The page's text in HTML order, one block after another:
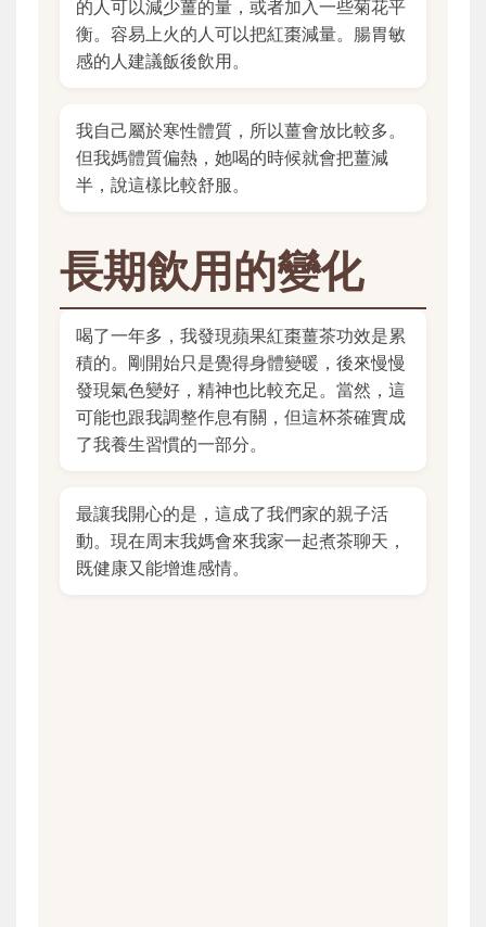
的人可以減少薑的量，或者加入一些菊花平
衡。容易上火的人可以把紅棗減量。腸胃敏
感的人建議飯後飲用。
我自己屬於寒性體質，所以薑會放比較多。
但我媽體質偏熱，她喝的時候就會把薑減
半，說這樣比較舒服。
長期飲用的變化
喝了一年多，我發現蘋果紅棗薑茶功效是累
積的。剛開始只是覺得身體變暖，後來慢慢
發現氣色變好，精神也比較充足。當然，這
可能也跟我調整作息有關，但這杯茶確實成
了我養生習慣的一部分。
最讓我開心的是，這成了我們家的親子活
動。現在周末我媽會來我家一起煮茶聊天，
既健康又能增進感情。